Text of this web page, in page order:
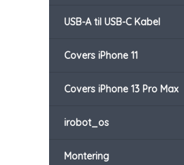
USB-A til USB-C Kabel
Covers iPhone 11
Covers iPhone 13 Pro Max
irobot_os
Montering